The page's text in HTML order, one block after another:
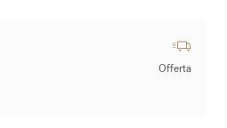
Offerta